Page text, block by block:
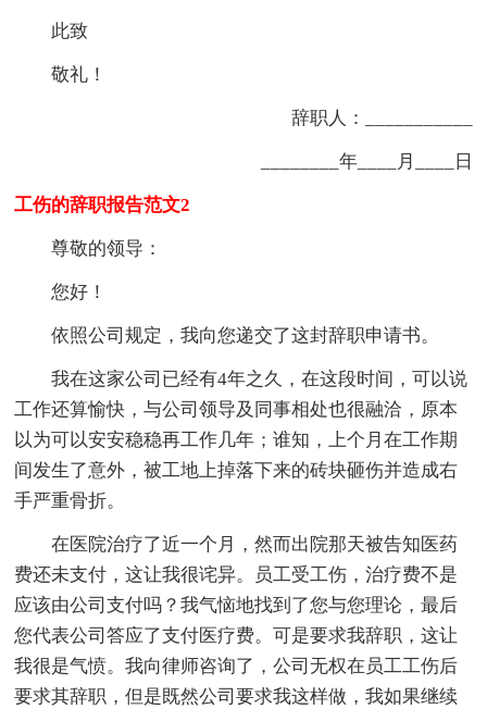
此致
敬礼！
辞职人：___________
________年____月____日
工伤的辞职报告范文2
尊敬的领导：
您好！
依照公司规定，我向您递交了这封辞职申请书。
我在这家公司已经有4年之久，在这段时间，可以说
工作还算愉快，与公司领导及同事相处也很融洽，原本
以为可以安安稳稳再工作几年；谁知，上个月在工作期
间发生了意外，被工地上掉落下来的砖块砸伤并造成右
手严重骨折。
在医院治疗了近一个月，然而出院那天被告知医药
费还未支付，这让我很诧异。员工受工伤，治疗费不是
应该由公司支付吗？我气恼地找到了您与您理论，最后
您代表公司答应了支付医疗费。可是要求我辞职，这让
我很是气愤。我向律师咨询了，公司无权在员工工伤后
要求其辞职，但是既然公司要求我这样做，我如果继续